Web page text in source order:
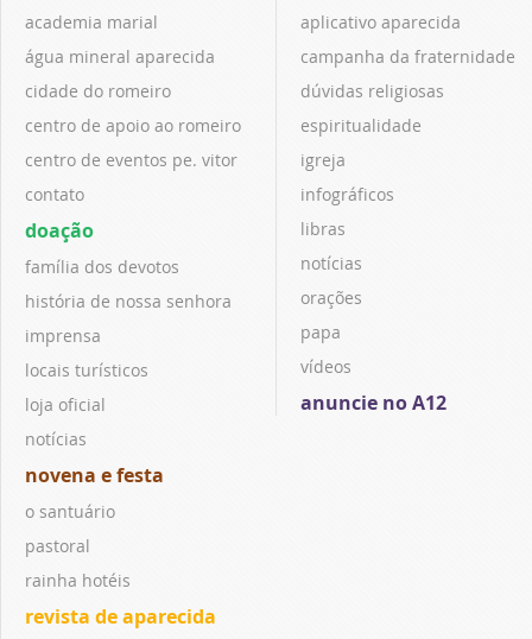
academia marial
água mineral aparecida
cidade do romeiro
centro de apoio ao romeiro
centro de eventos pe. vitor
contato
doação
família dos devotos
história de nossa senhora
imprensa
locais turísticos
loja oficial
notícias
novena e festa
o santuário
pastoral
rainha hotéis
revista de aparecida
aplicativo aparecida
campanha da fraternidade
dúvidas religiosas
espiritualidade
igreja
infográficos
libras
notícias
orações
papa
vídeos
anuncie no A12